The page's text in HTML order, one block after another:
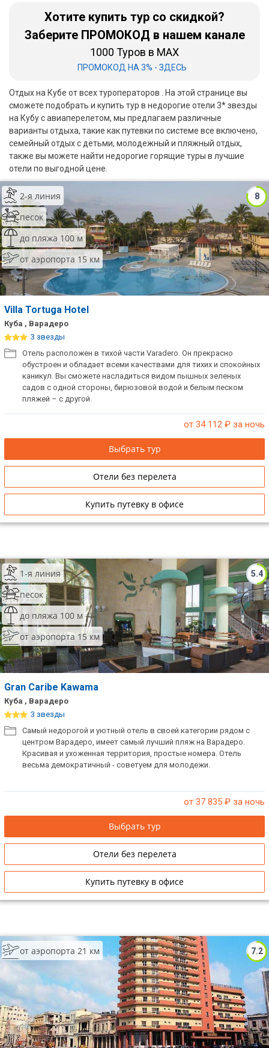
Хотите купить тур со скидкой?
Заберите ПРОМОКОД в нашем канале
1000 Туров в MAX
ПРОМОКОД НА 3% - ЗДЕСЬ
Отдых на Кубе от всех туроператоров . На этой странице вы
сможете подобрать и купить тур в недорогие отели 3* звезды
на Кубу с авиаперелетом, мы предлагаем различные
варианты отдыха, такие как путевки по системе все включено,
семейный отдых с детьми, молодежный и пляжный отдых,
также вы можете найти недорогие горящие туры в лучшие
отели по выгодной цене.
8
2-я линия
песок
до пляжа 100 м
от аэропорта 15 км
Villa Tortuga Hotel
Куба , Варадеро
3 звезды
Отель расположен в тихой части Varadero. Он прекрасно
обустроен и обладает всеми качествами для тихих и спокойных
каникул. Вы сможете насладиться видом пышных зеленых
садов с одной стороны, бирюзовой водой и белым песком
пляжей – с другой.
от 34 112 ₽ за ночь
Выбрать тур
Отели без перелета
Купить путевку в офисе
5.4
1-я линия
песок
до пляжа 100 м
от аэропорта 15 км
Gran Caribe Kawama
Куба , Варадеро
3 звезды
Самый недорогой и уютный отель в своей категории рядом с
центром Варадеро, имеет самый лучший пляж на Варадеро.
Красивая и ухоженная территория, простые номера. Отель
весьма демократичный - советуем для молодежи.
от 37 835 ₽ за ночь
Выбрать тур
Отели без перелета
Купить путевку в офисе
7.2
от аэропорта 21 км
Северный Гоа
Южный Гоа
Занзибар
Абхазия
Кав Мин Воды
Экскурсионные туры
VIP отели 5 звезд
ТОП 10 лучших отелей 5*
ТОП 10 недорогих отелей
5*
Лучшие отели 4* звезды
Недорогие отели 4*
звезды
Сетевые отели Турции
Сетевые отели Египта
Сетевые отели ОАЭ
Сетевые отели Шри Ланки
Сетевые отели Вьетнама
Сетевые отели Мальдив
Сетевые отели Бали
Сетевые отели Сейшел
Сетевые отели Маврикия